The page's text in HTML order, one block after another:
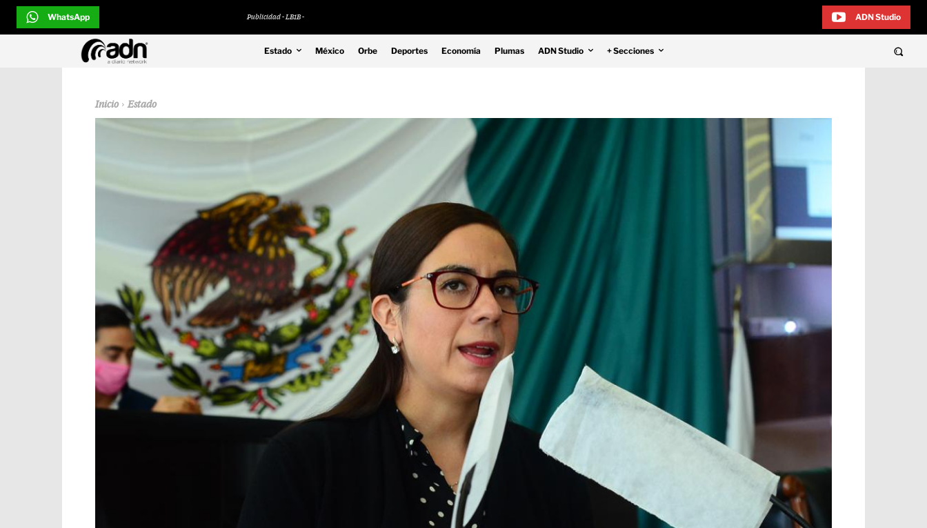
WhatsApp Publicidad - LB1B - ADN Studio
Estado México Orbe Deportes Economía Plumas ADN Studio + Secciones
Inicio Estado